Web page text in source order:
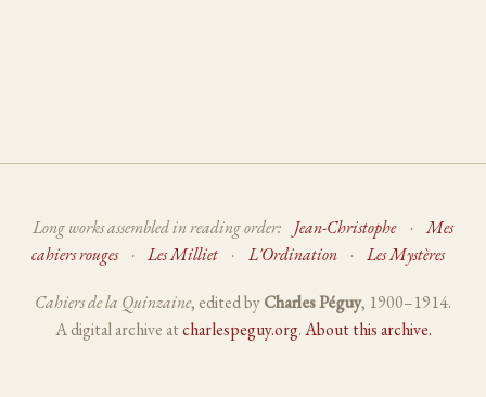
Long works assembled in reading order: Jean-Christophe · Mes
cahiers rouges
· Les Milliet · L'Ordination · Les Mystères
Cahiers de la Quinzaine, edited byCharles Péguy, 1900–1914.
A digital archive atcharlespeguy.org.About this archive.